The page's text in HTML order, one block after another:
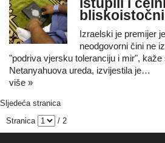
istupili i
Izraelski je premijer
neodgovorni čini ne
"podriva vjersku toleranciju i mir", kaže
Netanyahuova ureda, izvijestila je…
više »
Sljedeća stranica
Stranica
/ 2